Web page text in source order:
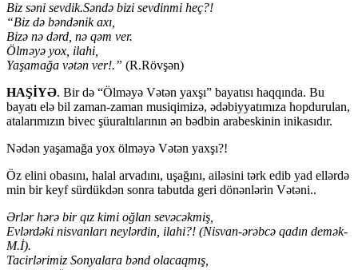
Biz səni sevdik.Səndə bizi sevdinmi heç?!
“Biz də bəndənik axı,
Bizə nə dərd, nə qəm ver.
Ölməyə yox, ilahi,
Yaşamağa vətən ver!.” (R.Rövşən)
HAŞİYƏ. Bir də “Ölməyə Vətən yaxşı” bayatısı haqqında. Bu
bayatı elə bil zaman-zaman musiqimizə, ədəbiyyatımıza hopdurulan,
atalarımızın bivec şüuraltılarının ən bədbin arabeskinin inikasıdır.
Nədən yaşamağa yox ölməyə Vətən yaxşı?!
Öz elini obasını, halal arvadını, uşağını, ailəsini tərk edib yad ellərdə
min bir keyf sürdükdən sonra tabutda geri dönənlərin Vətəni..
Ərlər hərə bir qız kimi oğlan sevəcəkmiş,
Evlərdəki nisvanları neylərdin, ilahi?! (Nisvan-ərəbcə qadın demək-
M.İ).
Tacirlərimiz Sonyalara bənd olacaqmış,